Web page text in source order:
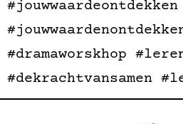
#jouwwaardeontdekken
#dramaworskhop
#dekrachtvansamen